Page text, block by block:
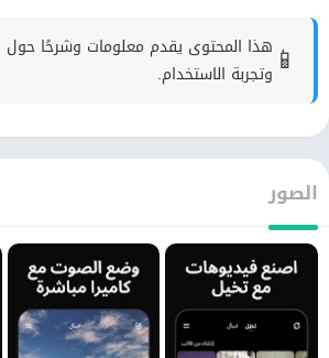
📱 هذا المحتوى يقدم معلومات وشرحًا حول
وتجربة الاستخدام.
الصور